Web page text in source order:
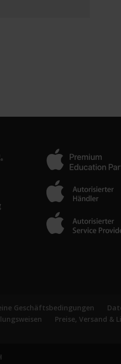
Geschäftsbedingungen
Preise, Versand &